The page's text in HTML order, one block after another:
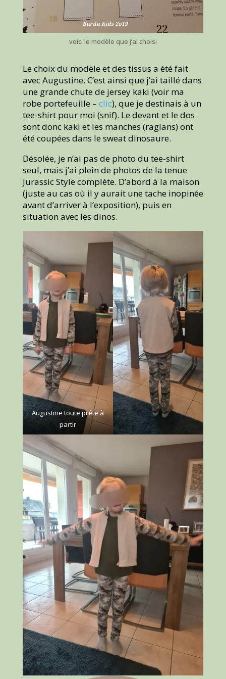
voici le modèle que j’ai choisi
Le choix du modèle et des tissus a été fait
avec Augustine. C’est ainsi que j’ai taillé dans
une grande chute de jersey kaki (voir ma
robe portefeuille – clic), que je destinais à un
tee-shirt pour moi (snif). Le devant et le dos
sont donc kaki et les manches (raglans) ont
été coupées dans le sweat dinosaure.
Désolée, je n’ai pas de photo du tee-shirt
seul, mais j’ai plein de photos de la tenue
Jurassic Style complète. D’abord à la maison
(juste au cas où il y aurait une tache inopinée
avant d’arriver à l’exposition), puis en
situation avec les dinos.
Augustine toute prête à
partir